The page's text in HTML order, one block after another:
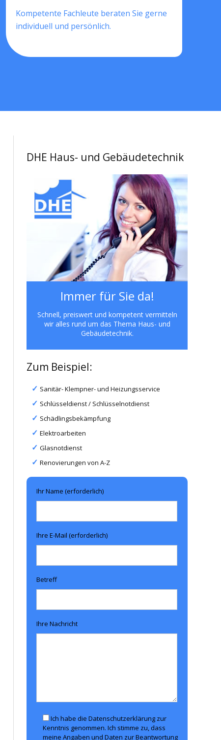
Kompetente Fachleute beraten Sie gerne
individuell und persönlich.
DHE Haus- und Gebäudetechnik
Immer für Sie da!
Schnell, preiswert und kompetent vermitteln
wir alles rund um das Thema Haus- und
Gebäudetechnik.
Zum Beispiel:
Sanitär- Klempner- und Heizungsservice
Schlüsseldienst / Schlüsselnotdienst
Schädlingsbekämpfung
Elektroarbeiten
Glasnotdienst
Renovierungen von A-Z
Ihr Name (erforderlich)
Ihre E-Mail (erforderlich)
Betreff
Ihre Nachricht
Ich habe die Datenschutzerklärung zur
Kenntnis genommen. Ich stimme zu, dass
meine Angaben und Daten zur Beantwortung